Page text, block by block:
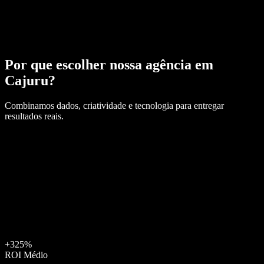
Por que escolher nossa agência em
Cajuru?
Combinamos dados, criatividade e tecnologia para entregar
resultados reais.
+325%
ROI Médio